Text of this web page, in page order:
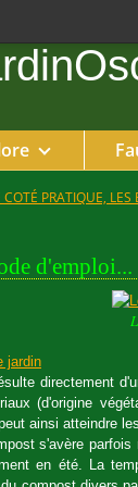
COTÉ PRATIQUE,
d'emploi...
directement
(d'origine
ainsi atteindre
s'avère
en été. La